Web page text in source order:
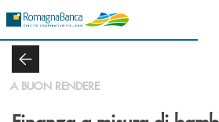
A BUON RENDERE